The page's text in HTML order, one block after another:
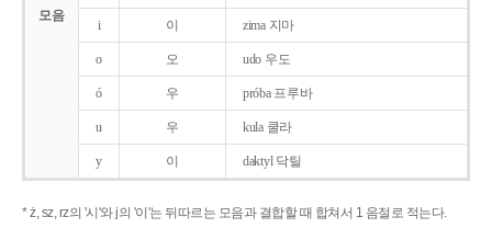
모음
i 이 zima 지마
o 오 udo 우도
ó 우 próba 프루바
u 우 kula 쿨라
y 이 daktyl 닥틸
* ż, sz, rz의 '시'와 j의 '이'는 뒤따르는 모음과 결합할 때 합쳐서 1 음절로 적는다.